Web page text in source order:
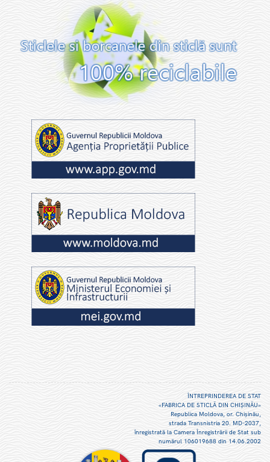
ÎNTREPRINDEREA DE STAT
«FABRICA DE STICLĂ DIN CHIŞINĂU»
Republica Moldova, or. Chişinău,
strada Transnistria 20. MD-2037,
înregistrată la Camera Înregistrării de Stat sub
numărul 106019688 din 14.06.2002